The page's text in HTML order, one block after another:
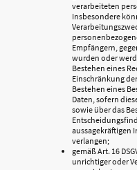
verarbeiteten
Insbesondere
Empfängern,
wurden oder
Bestehen eines
Einschränkung
Bestehen eines
Daten, sofern
sowie über das
aussagekräftigen
verlangen;
gemäß Art. 16
unrichtiger oder